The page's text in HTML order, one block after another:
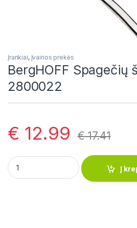
Įrankiai, Įvairios prekės
BergHOFF Spagečių
2800022
€ 12.99 €17.41
BergHOFF Spagečių šaukštas Duet
Į